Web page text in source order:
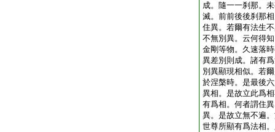
成。隨一一刹那。
滅。前前後後刹那
住異。若爾有法生
不無別異。云何得
金剛等物。久速落
異差別則成。諸有
別異顯現相似。若
於涅槃時。是最後
異相。是故立此爲
有爲相。何者謂住
異。是故立無不遍
世尊所顯有爲法相